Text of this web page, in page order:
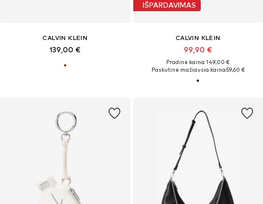
CALVIN KLEIN
139,00 €
IŠPARDAVIMAS
CALVIN KLEIN
99,90 €
Pradinė kaina: 149,00 €
Paskutinė mažiausia kaina:59,60 €